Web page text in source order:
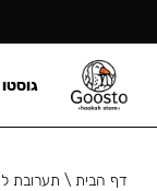
דף הבית\ תערובת